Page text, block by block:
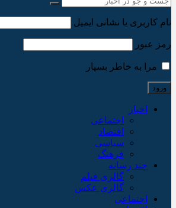
نام کاربری یا نشانی ایمیل
رمز عبور
مرا به خاطر بسپار
اخبار
اجتماعی
اقتصاد
سیاسی
فرهنگ
چند رسانه
گالری فیلم
گالری عکس
اجتماعی